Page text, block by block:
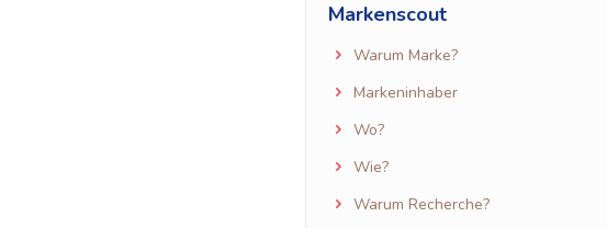
Markenscout
Warum Marke?
Markeninhaber
Wo?
Wie?
Warum Recherche?